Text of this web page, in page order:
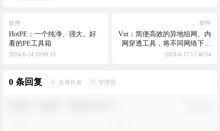
软件
HotPE：一个纯净、强大、好
看的PE工具箱
2024-6-14 10:09:19
软件
Vnt：简便高效的异地组网、内
网穿透工具，将不同网络下的
多个设备虚拟到一个局域网下
2024-6-17 13:48:04
0 条回复 A 文章作者 M 管理员